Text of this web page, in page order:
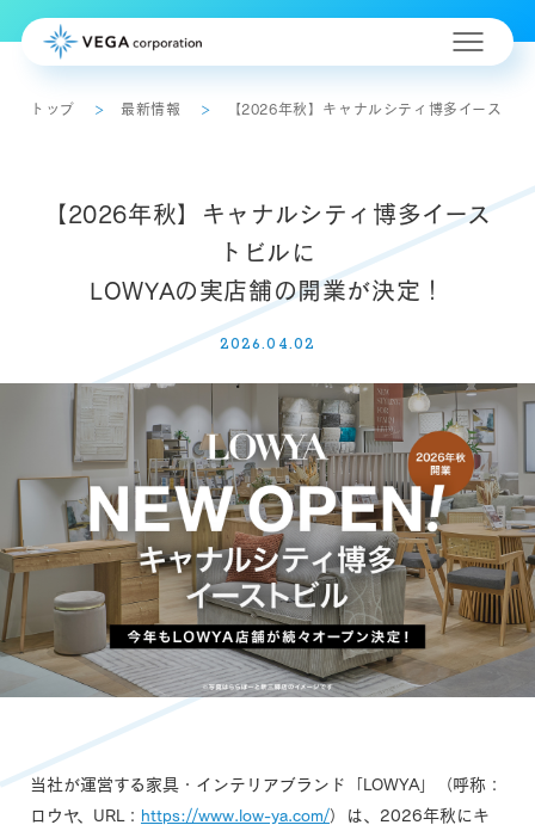
トップ 最新情報 【2026年秋】キャナルシティ博多イースト
【2026年秋】キャナルシティ博多イース
トビルに
LOWYAの実店舗の開業が決定！
2026.04.02
当社が運営する家具・インテリアブランド「LOWYA」（呼称：
ロウヤ、URL： https://www.low-ya.com/）は、2026年秋にキ